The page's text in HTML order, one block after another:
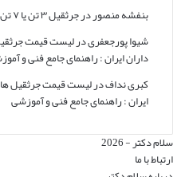
بنفشه منصوردرجرثقیل ۳ تن یا ۷ تن؟ راهنمای انتخاب برای سازنده‌ها
شیوا پورجعفریدرلیست قیمت
داران ایران : راهنمای جامع فنی و
کبری ندافدرلیست قیمت جرثقیل
ایران : راهنمای جامع فنی و آموزشی
سلام دکتر - 2026
ارتباط با ما